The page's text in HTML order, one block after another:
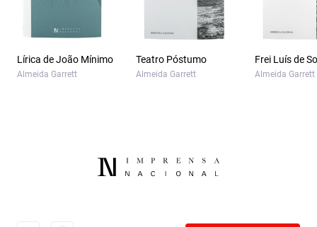
Lírica de João Mínimo
Almeida Garrett
Teatro Póstumo
Almeida Garrett
Frei Luís de
Almeida Garrett